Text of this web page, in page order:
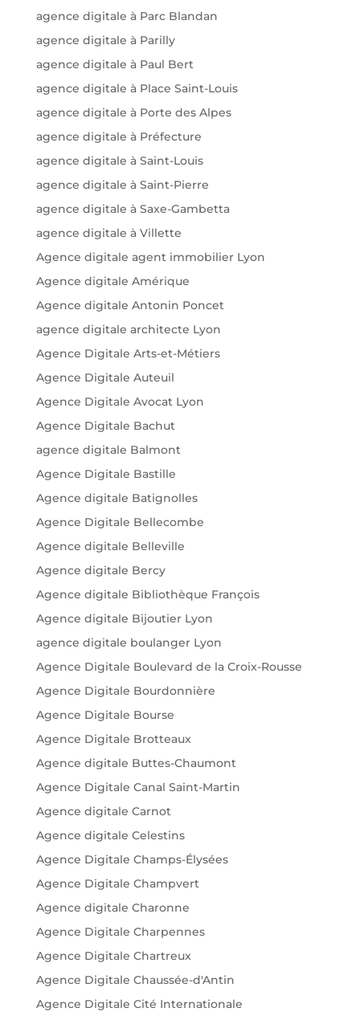
agence digitale à Parc Blandan
agence digitale à Parilly
agence digitale à Paul Bert
agence digitale à Place Saint-Louis
agence digitale à Porte des Alpes
agence digitale à Préfecture
agence digitale à Saint-Louis
agence digitale à Saint-Pierre
agence digitale à Saxe-Gambetta
agence digitale à Villette
Agence digitale agent immobilier Lyon
Agence digitale Amérique
Agence digitale Antonin Poncet
agence digitale architecte Lyon
Agence Digitale Arts-et-Métiers
Agence Digitale Auteuil
Agence Digitale Avocat Lyon
Agence Digitale Bachut
agence digitale Balmont
Agence Digitale Bastille
Agence digitale Batignolles
Agence Digitale Bellecombe
Agence digitale Belleville
Agence digitale Bercy
Agence digitale Bibliothèque François
Agence digitale Bijoutier Lyon
agence digitale boulanger Lyon
Agence Digitale Boulevard de la Croix-Rousse
Agence Digitale Bourdonnière
Agence Digitale Bourse
Agence Digitale Brotteaux
Agence digitale Buttes-Chaumont
Agence Digitale Canal Saint-Martin
Agence digitale Carnot
Agence digitale Celestins
Agence Digitale Champs-Élysées
Agence Digitale Champvert
Agence digitale Charonne
Agence Digitale Charpennes
Agence Digitale Chartreux
Agence Digitale Chaussée-d'Antin
Agence Digitale Cité Internationale